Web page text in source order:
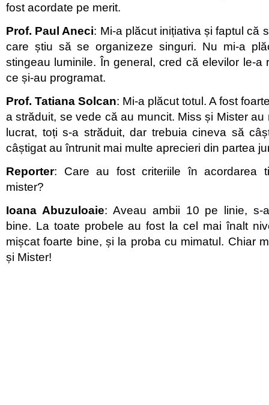
fost acordate pe merit.
Prof. Paul Aneci: Mi-a plăcut inițiativa și faptul că
care știu să se organizeze singuri. Nu mi-a
stingeau luminile. În general, cred că elevilor le-a
ce și-au programat.
Prof. Tatiana Solcan: Mi-a plăcut totul. A fost
a străduit, se vede că au muncit. Miss și Mister au
lucrat, toți s-a străduit, dar trebuia cineva să
câștigat au întrunit mai multe aprecieri din partea
Reporter: Care au fost criteriile în acordarea
mister?
Ioana Abuzuloaie: Aveau ambii 10 pe linie, s-
bine. La toate probele au fost la cel mai înalt
mișcat foarte bine, și la proba cu mimatul. Chiar
și Mister!